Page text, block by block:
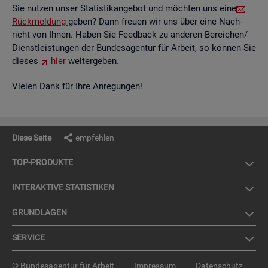
Sie nut­zen unser Sta­tis­tik­an­ge­bot und möch­ten uns eine
Rück­mel­dung geben? Dann freu­en wir uns über eine Nach­
richt von Ihnen. Haben Sie Feed­back zu an­de­ren Be­rei­chen/
Dienst­leis­tun­gen der Bun­des­agen­tur für Ar­beit, so kön­nen Sie
die­ses
hier wei­ter­ge­ben.
Vie­len Dank für Ihre An­re­gun­gen!
Diese Seite empfehlen
TOP-PRO­DUK­TE
IN­TER­AK­TI­VE STA­TIS­TI­KEN
GRUND­LA­GEN
SER­VICE
© Bundesagentur für Arbeit Impressum Datenschutz